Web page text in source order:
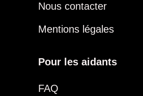
Nous contacter
Mentions légales
Pour les aidants
FAQ